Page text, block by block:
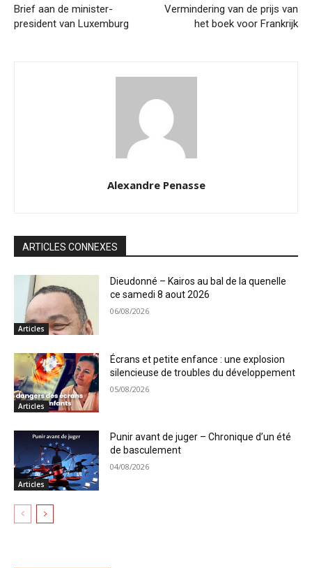
Brief aan de minister-
president van Luxemburg
Vermindering van de prijs van
het boek voor Frankrijk
Alexandre Penasse
ARTICLES CONNEXES
Articles
Dieudonné – Kairos au bal de la quenelle
ce samedi 8 aout 2026
06/08/2026
Articles
Écrans et petite enfance : une explosion
silencieuse de troubles du développement
05/08/2026
Articles
Punir avant de juger – Chronique d’un été
de basculement
04/08/2026